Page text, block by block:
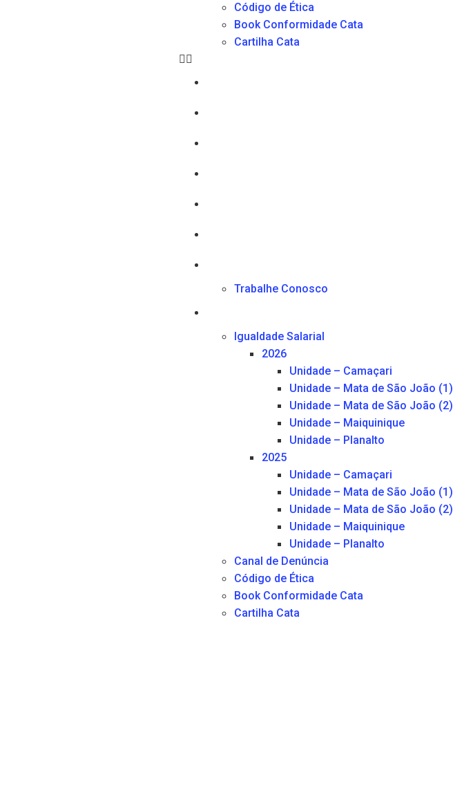
Código de Ética
Book Conformidade Cata
Cartilha Cata
Trabalhe Conosco
Igualdade Salarial
2026
Unidade – Camaçari
Unidade – Mata de São João (1)
Unidade – Mata de São João (2)
Unidade – Maiquinique
Unidade – Planalto
2025
Unidade – Camaçari
Unidade – Mata de São João (1)
Unidade – Mata de São João (2)
Unidade – Maiquinique
Unidade – Planalto
Canal de Denúncia
Código de Ética
Book Conformidade Cata
Cartilha Cata